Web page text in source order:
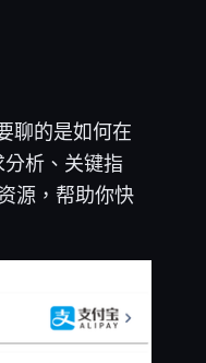
聊的是如何在
析、关键指
源，帮助你快